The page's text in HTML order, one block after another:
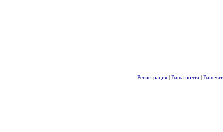
Регистрация | Ваша почта | Ваш чат